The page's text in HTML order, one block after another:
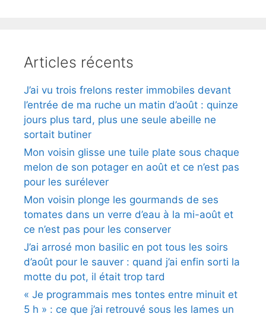
Articles récents
J’ai vu trois frelons rester immobiles devant
l’entrée de ma ruche un matin d’août : quinze
jours plus tard, plus une seule abeille ne
sortait butiner
Mon voisin glisse une tuile plate sous chaque
melon de son potager en août et ce n’est pas
pour les surélever
Mon voisin plonge les gourmands de ses
tomates dans un verre d’eau à la mi-août et
ce n’est pas pour les conserver
J’ai arrosé mon basilic en pot tous les soirs
d’août pour le sauver : quand j’ai enfin sorti la
motte du pot, il était trop tard
« Je programmais mes tontes entre minuit et
5 h » : ce que j’ai retrouvé sous les lames un